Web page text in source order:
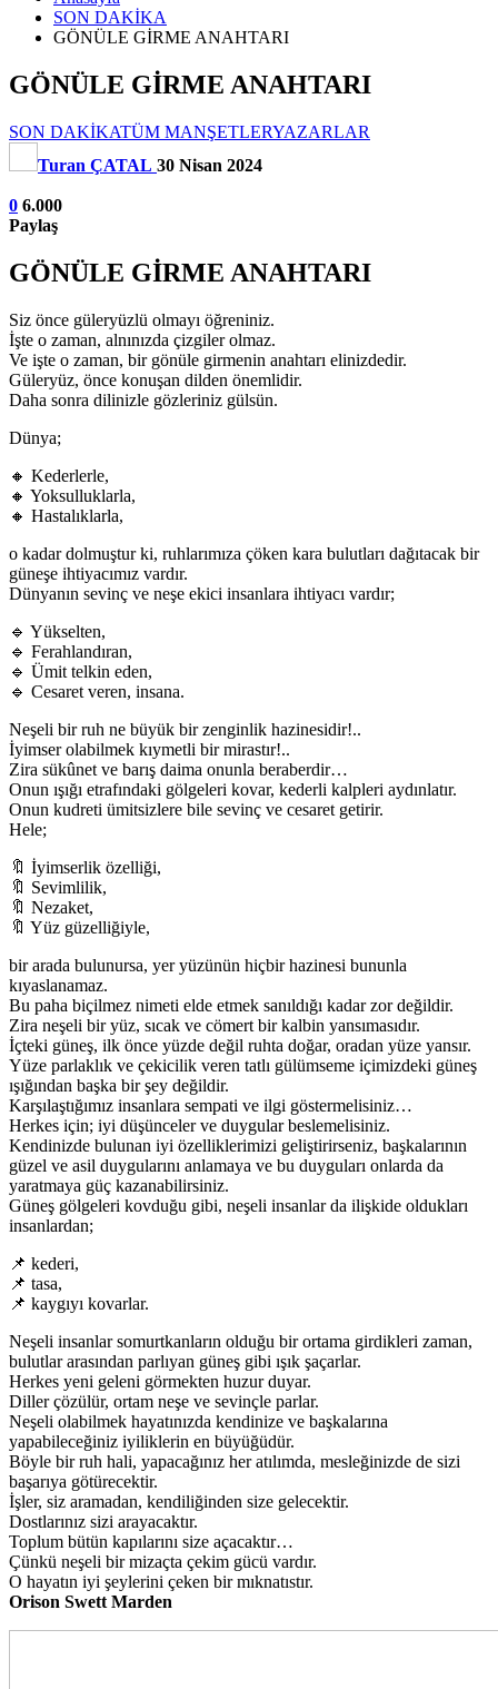
SON DAKİKA
GÖNÜLE GİRME ANAHTARI
GÖNÜLE GİRME ANAHTARI
SON DAKİKATÜM MANŞETLERYAZARLAR
Turan ÇATAL 30 Nisan 2024
0 6.000
Paylaş
GÖNÜLE GİRME ANAHTARI
Siz önce güleryüzlü olmayı öğreniniz.
İşte o zaman, alnınızda çizgiler olmaz.
Ve işte o zaman, bir gönüle girmenin anahtarı elinizdedir.
Güleryüz, önce konuşan dilden önemlidir.
Daha sonra dilinizle gözleriniz gülsün.
Dünya;
🔸 Kederlerle,
🔸 Yoksulluklarla,
🔸 Hastalıklarla,
o kadar dolmuştur ki, ruhlarımıza çöken kara bulutları dağıtacak bir
güneşe ihtiyacımız vardır.
Dünyanın sevinç ve neşe ekici insanlara ihtiyacı vardır;
🔹 Yükselten,
🔹 Ferahlandıran,
🔹 Ümit telkin eden,
🔹 Cesaret veren, insana.
Neşeli bir ruh ne büyük bir zenginlik hazinesidir!..
İyimser olabilmek kıymetli bir mirastır!..
Zira sükûnet ve barış daima onunla beraberdir…
Onun ışığı etrafındaki gölgeleri kovar, kederli kalpleri aydınlatır.
Onun kudreti ümitsizlere bile sevinç ve cesaret getirir.
Hele;
🔖 İyimserlik özelliği,
🔖 Sevimlilik,
🔖 Nezaket,
🔖 Yüz güzelliğiyle,
bir arada bulunursa, yer yüzünün hiçbir hazinesi bununla
kıyaslanamaz.
Bu paha biçilmez nimeti elde etmek sanıldığı kadar zor değildir.
Zira neşeli bir yüz, sıcak ve cömert bir kalbin yansımasıdır.
İçteki güneş, ilk önce yüzde değil ruhta doğar, oradan yüze yansır.
Yüze parlaklık ve çekicilik veren tatlı gülümseme içimizdeki güneş
ışığından başka bir şey değildir.
Karşılaştığımız insanlara sempati ve ilgi göstermelisiniz…
Herkes için; iyi düşünceler ve duygular beslemelisiniz.
Kendinizde bulunan iyi özelliklerimizi geliştirirseniz, başkalarının
güzel ve asil duygularını anlamaya ve bu duyguları onlarda da
yaratmaya güç kazanabilirsiniz.
Güneş gölgeleri kovduğu gibi, neşeli insanlar da ilişkide oldukları
insanlardan;
📌 kederi,
📌 tasa,
📌 kaygıyı kovarlar.
Neşeli insanlar somurtkanların olduğu bir ortama girdikleri zaman,
bulutlar arasından parlıyan güneş gibi ışık şaçarlar.
Herkes yeni geleni görmekten huzur duyar.
Diller çözülür, ortam neşe ve sevinçle parlar.
Neşeli olabilmek hayatınızda kendinize ve başkalarına
yapabileceğiniz iyiliklerin en büyüğüdür.
Böyle bir ruh hali, yapacağınız her atılımda, mesleğinizde de sizi
başarıya götürecektir.
İşler, siz aramadan, kendiliğinden size gelecektir.
Dostlarınız sizi arayacaktır.
Toplum bütün kapılarını size açacaktır…
Çünkü neşeli bir mizaçta çekim gücü vardır.
O hayatın iyi şeylerini çeken bir mıknatıstır.
Orison Swett Marden